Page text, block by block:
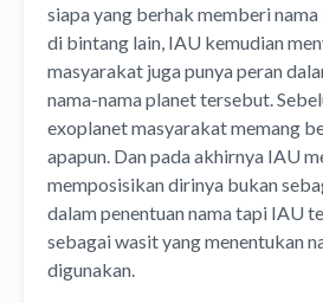
siapa yang berhak memberi
di bintang lain, IAU kemudian
masyarakat juga punya peran
nama-nama planet tersebut.
exoplanet masyarakat memang
apapun. Dan pada akhirnya IAU
memposisikan dirinya bukan
dalam penentuan nama tapi IAU
sebagai wasit yang menentukan
digunakan.